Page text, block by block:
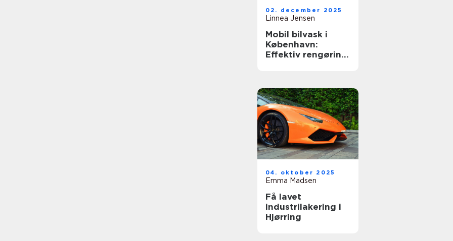
02. december 2025
Linnea Jensen
Mobil bilvask i
København:
Effektiv rengøring
04. oktober 2025
Emma Madsen
Få lavet
industrilakering i
Hjørring